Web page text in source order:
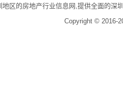
区的房地产行业信息网,提供全面的
Copyright © 2016-